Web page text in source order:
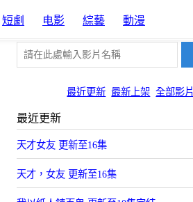
短劇 电影 綜藝 動漫
最近更新 最新上架 全部影片
最近更新
天才女友 更新至16集
天才，女友 更新至16集